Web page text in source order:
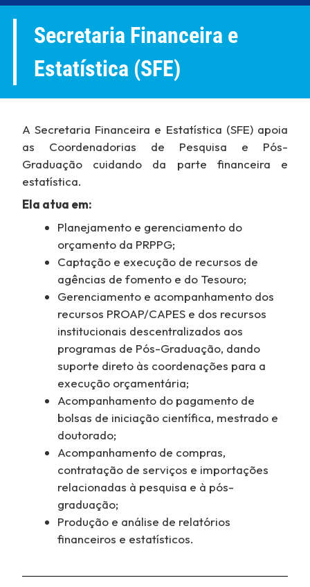
Secretaria Financeira e
Estatística (SFE)
A Secretaria Financeira e Estatística (SFE) apoia
as Coordenadorias de Pesquisa e Pós-
Graduação cuidando da parte financeira e
estatística.
Ela atua em:
Planejamento e gerenciamento do
orçamento da PRPPG;
Captação e execução de recursos de
agências de fomento e do Tesouro;
Gerenciamento e acompanhamento dos
recursos PROAP/CAPES e dos recursos
institucionais descentralizados aos
programas de Pós-Graduação, dando
suporte direto às coordenações para a
execução orçamentária;
Acompanhamento do pagamento de
bolsas de iniciação científica, mestrado e
doutorado;
Acompanhamento de compras,
contratação de serviços e importações
relacionadas à pesquisa e à pós-
graduação;
Produção e análise de relatórios
financeiros e estatísticos.